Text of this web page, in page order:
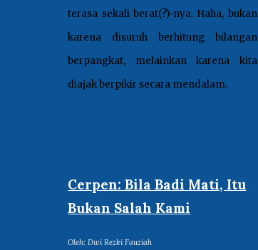
terasa sekali berat(?)-nya. Haha, bukan
karena disuruh berhitung bilangan
berpangkat, melainkan karena kita
diajak berpikir secara mendalam.
Cerpen: Bila Badi Mati, Itu
Bukan Salah Kami
Oleh: Dwi Rezki Fauziah